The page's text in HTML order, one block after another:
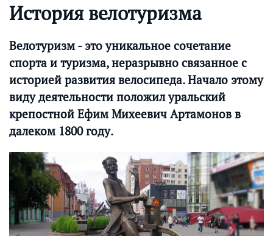
История велотуризма
Велотуризм - это уникальное сочетание
спорта и туризма, неразрывно связанное с
историей развития велосипеда. Начало этому
виду деятельности положил уральский
крепостной Ефим Михеевич Артамонов в
далеком 1800 году.